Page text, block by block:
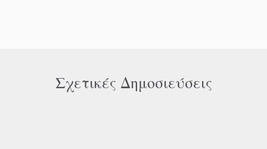
Σχετικές Δημοσιεύσεις